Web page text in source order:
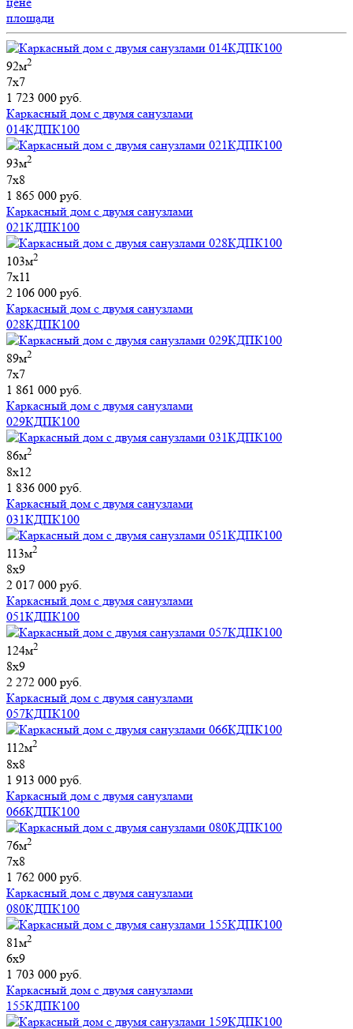
площади
92м2
7х7
1 723 000 руб.
Каркасный дом с двумя санузлами
014КДПК100
93м2
7х8
1 865 000 руб.
Каркасный дом с двумя санузлами
021КДПК100
103м2
7х11
2 106 000 руб.
Каркасный дом с двумя санузлами
028КДПК100
89м2
7х7
1 861 000 руб.
Каркасный дом с двумя санузлами
029КДПК100
86м2
8х12
1 836 000 руб.
Каркасный дом с двумя санузлами
031КДПК100
113м2
8х9
2 017 000 руб.
Каркасный дом с двумя санузлами
051КДПК100
124м2
8х9
2 272 000 руб.
Каркасный дом с двумя санузлами
057КДПК100
112м2
8х8
1 913 000 руб.
Каркасный дом с двумя санузлами
066КДПК100
76м2
7х8
1 762 000 руб.
Каркасный дом с двумя санузлами
080КДПК100
81м2
6х9
1 703 000 руб.
Каркасный дом с двумя санузлами
155КДПК100